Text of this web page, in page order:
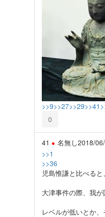
>>9>>27>>29>>41
0
41 名無し2018/
>>1
>>36
児島惟謙と比べると
大津事件の際、我が
レベルが低いとか